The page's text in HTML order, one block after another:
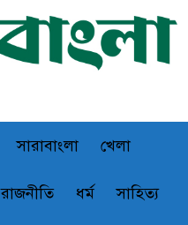
সারাবাংলা খেলা
রাজনীতি ধর্ম সাহিত্য